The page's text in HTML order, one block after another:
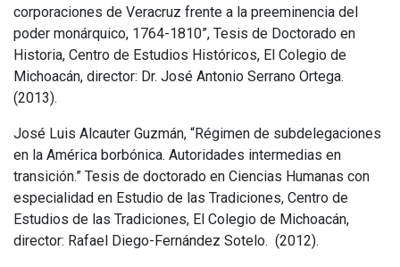
corporaciones de Veracruz frente a la preeminencia del
poder monárquico, 1764-1810”, Tesis de Doctorado en
Historia, Centro de Estudios Históricos, El Colegio de
Michoacán, director: Dr. José Antonio Serrano Ortega.
(2013).
José Luis Alcauter Guzmán, “Régimen de subdelegaciones
en la América borbónica. Autoridades intermedias en
transición.” Tesis de doctorado en Ciencias Humanas con
especialidad en Estudio de las Tradiciones, Centro de
Estudios de las Tradiciones, El Colegio de Michoacán,
director: Rafael Diego-Fernández Sotelo. (2012).